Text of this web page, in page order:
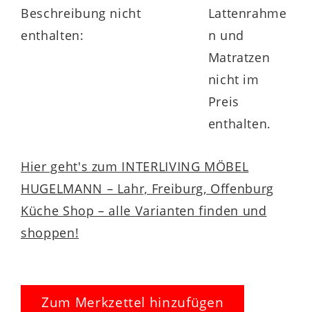
Beschreibung nicht
enthalten:
Lattenrahme
n und
Matratzen
nicht im
Preis
enthalten.
Hier geht's zum INTERLIVING MÖBEL
HUGELMANN – Lahr, Freiburg, Offenburg
Küche Shop – alle Varianten finden und
shoppen!
Zum Merkzettel hinzufügen